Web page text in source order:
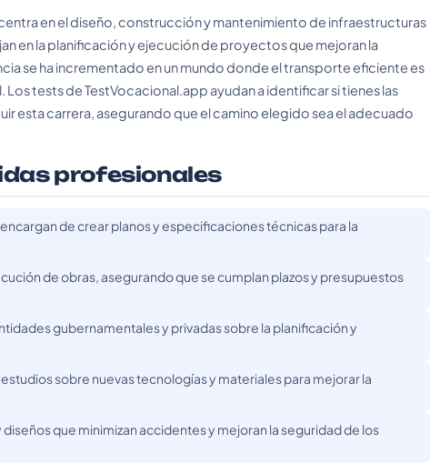
en el diseño, construcción y mantenimiento de infraestructuras
en la planificación y ejecución de proyectos que mejoran la
se ha incrementado en un mundo donde el transporte eficiente es
tests de TestVocacional.app ayudan a identificar si tienes las
esta carrera, asegurando que el camino elegido sea el adecuado
profesionales
de crear planos y especificaciones técnicas para la
de obras, asegurando que se cumplan plazos y presupuestos
gubernamentales y privadas sobre la planificación y
sobre nuevas tecnologías y materiales para mejorar la
que minimizan accidentes y mejoran la seguridad de los